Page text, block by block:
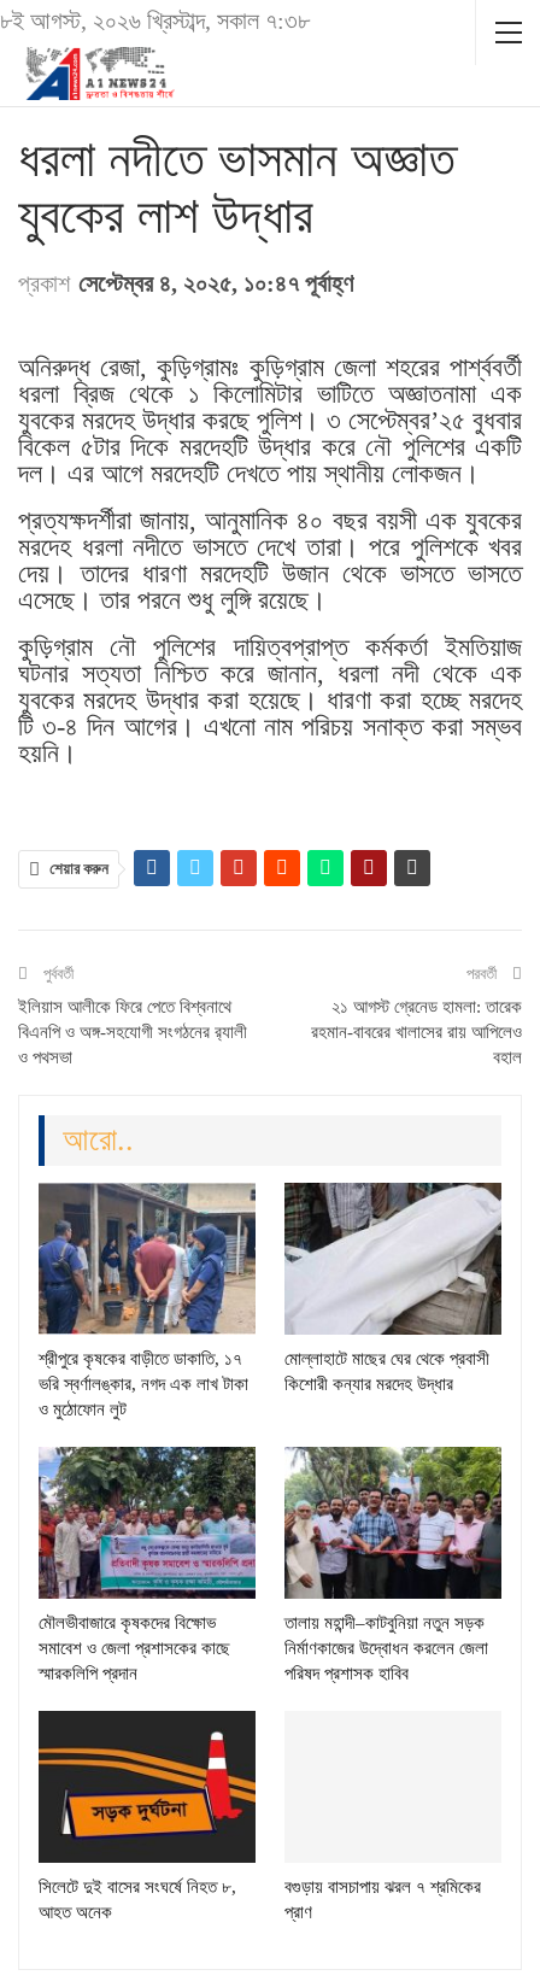
৮ই আগস্ট, ২০২৬ খ্রিস্টাব্দ, সকাল ৭:৩৮
ধরলা নদীতে ভাসমান অজ্ঞাত
যুবকের লাশ উদ্ধার
প্রকাশ সেপ্টেম্বর ৪, ২০২৫, ১০:৪৭ পূর্বাহ্ণ
অনিরুদ্ধ রেজা, কুড়িগ্রামঃ কুড়িগ্রাম জেলা শহরের পার্শ্ববর্তী
ধরলা ব্রিজ থেকে ১ কিলোমিটার ভাটিতে অজ্ঞাতনামা এক
যুবকের মরদেহ উদ্ধার করছে পুলিশ। ৩ সেপ্টেম্বর’২৫ বুধবার
বিকেল ৫টার দিকে মরদেহটি উদ্ধার করে নৌ পুলিশের একটি
দল। এর আগে মরদেহটি দেখতে পায় স্থানীয় লোকজন।
প্রত্যক্ষদর্শীরা জানায়, আনুমানিক ৪০ বছর বয়সী এক যুবকের
মরদেহ ধরলা নদীতে ভাসতে দেখে তারা। পরে পুলিশকে খবর
দেয়। তাদের ধারণা মরদেহটি উজান থেকে ভাসতে ভাসতে
এসেছে। তার পরনে শুধু লুঙ্গি রয়েছে।
কুড়িগ্রাম নৌ পুলিশের দায়িত্বপ্রাপ্ত কর্মকর্তা ইমতিয়াজ
ঘটনার সত্যতা নিশ্চিত করে জানান, ধরলা নদী থেকে এক
যুবকের মরদেহ উদ্ধার করা হয়েছে। ধারণা করা হচ্ছে মরদেহ
টি ৩-৪ দিন আগের। এখনো নাম পরিচয় সনাক্ত করা সম্ভব
হয়নি।
শেয়ার করুন
পুর্ববর্তী
ইলিয়াস আলীকে ফিরে পেতে বিশ্বনাথে
বিএনপি ও অঙ্গ-সহযোগী সংগঠনের র‌্যালী
ও পথসভা
পরবর্তী
২১ আগস্ট গ্রেনেড হামলা: তারেক
রহমান-বাবরের খালাসের রায় আপিলেও
বহাল
আরো..
শ্রীপুরে কৃষকের বাড়ীতে ডাকাতি, ১৭
ভরি স্বর্ণালঙ্কার, নগদ এক লাখ টাকা
ও মুঠোফোন লুট
মোল্লাহাটে মাছের ঘের থেকে প্রবাসী
কিশোরী কন্যার মরদেহ উদ্ধার
মৌলভীবাজারে কৃষকদের বিক্ষোভ
সমাবেশ ও জেলা প্রশাসকের কাছে
স্মারকলিপি প্রদান
তালায় মহান্দী–কাটবুনিয়া নতুন সড়ক
নির্মাণকাজের উদ্বোধন করলেন জেলা
পরিষদ প্রশাসক হাবিব
সিলেটে দুই বাসের সংঘর্ষে নিহত ৮,
আহত অনেক
বগুড়ায় বাসচাপায় ঝরল ৭ শ্রমিকের
প্রাণ